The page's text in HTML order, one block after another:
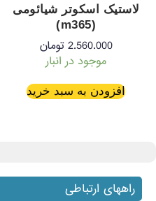
لاستیک اسکوتر شیائومی
(m365)
2.560.000 تومان
موجود در انبار
افزودن به سبد خرید
راههای ارتباطی